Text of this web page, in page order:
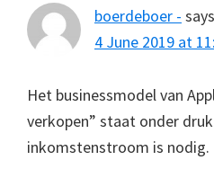
boerdeboer - says
4 June 2019 at
Het businessmodel van
verkopen” staat onder
inkomstenstroom is